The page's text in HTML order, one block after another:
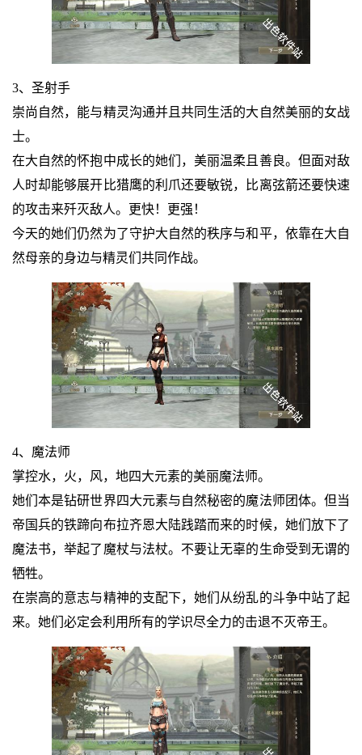
3、圣射手
崇尚自然，能与精灵沟通并且共同生活的大自然美丽的女战
士。
在大自然的怀抱中成长的她们，美丽温柔且善良。但面对敌
人时却能够展开比猎鹰的利爪还要敏锐，比离弦箭还要快速
的攻击来歼灭敌人。更快！更强！
今天的她们仍然为了守护大自然的秩序与和平，依靠在大自
然母亲的身边与精灵们共同作战。
4、魔法师
掌控水，火，风，地四大元素的美丽魔法师。
她们本是钻研世界四大元素与自然秘密的魔法师团体。但当
帝国兵的铁蹄向布拉齐恩大陆践踏而来的时候，她们放下了
魔法书，举起了魔杖与法杖。不要让无辜的生命受到无谓的
牺牲。
在崇高的意志与精神的支配下，她们从纷乱的斗争中站了起
来。她们必定会利用所有的学识尽全力的击退不灭帝王。